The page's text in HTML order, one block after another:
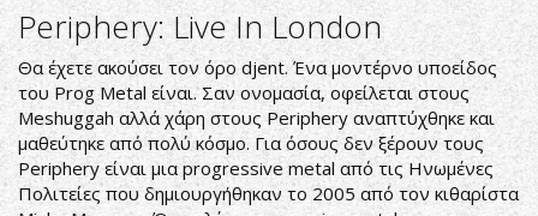
Periphery: Live In London
Θα έχετε ακούσει τον όρο djent. Ένα μοντέρνο υποείδος
του Prog Metal είναι. Σαν ονομασία, οφείλεται στους
Meshuggah αλλά χάρη στους Periphery αναπτύχθηκε και
μαθεύτηκε από πολύ κόσμο. Για όσους δεν ξέρουν τους
Periphery είναι μια progressive metal από τις Ηνωμένες
Πολιτείες που δημιουργήθηκαν το 2005 από τον κιθαρίστα